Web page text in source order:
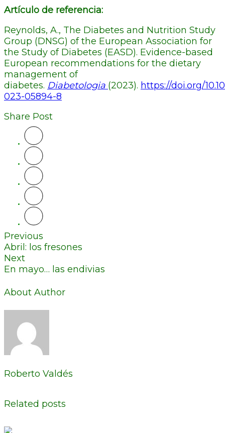
Artículo de referencia:
Reynolds, A., The Diabetes and Nutrition Study
Group (DNSG) of the European Association for
the Study of Diabetes (EASD). Evidence-based
European recommendations for the dietary
management of
diabetes. Diabetologia (2023). https://doi.org/
023-05894-8
Share Post
Previous
Abril: los fresones
Next
En mayo… las endivias
About Author
Roberto Valdés
Related posts